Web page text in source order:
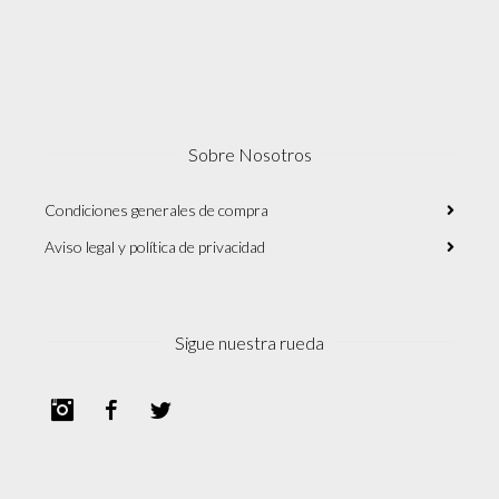
Sobre Nosotros
Condiciones generales de compra
Aviso legal y política de privacidad
Sigue nuestra rueda
InstagramFacebook